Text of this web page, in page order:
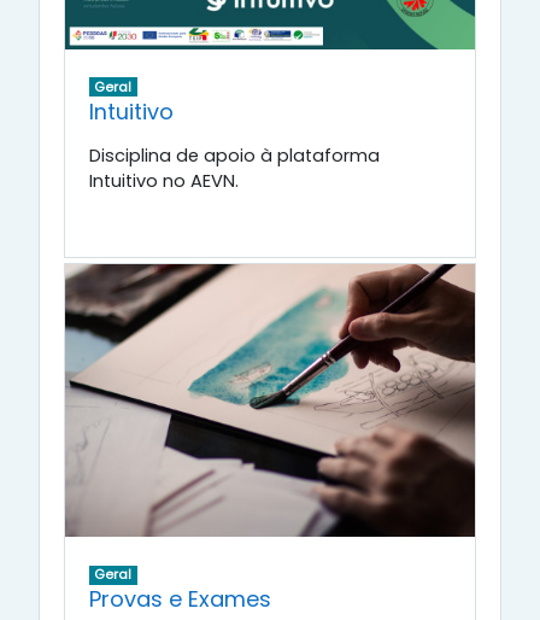
Geral
Intuitivo
Disciplina de apoio à plataforma
Intuitivo no AEVN.
Geral
Provas e Exames